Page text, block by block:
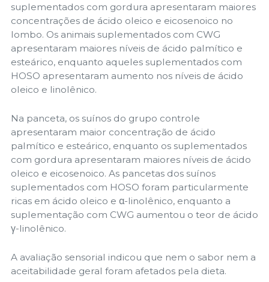
suplementados com gordura apresentaram maiores
concentrações de ácido oleico e eicosenoico no
lombo. Os animais suplementados com CWG
apresentaram maiores níveis de ácido palmítico e
esteárico, enquanto aqueles suplementados com
HOSO apresentaram aumento nos níveis de ácido
oleico e linolênico.
Na panceta, os suínos do grupo controle
apresentaram maior concentração de ácido
palmítico e esteárico, enquanto os suplementados
com gordura apresentaram maiores níveis de ácido
oleico e eicosenoico. As pancetas dos suínos
suplementados com HOSO foram particularmente
ricas em ácido oleico e α-linolênico, enquanto a
suplementação com CWG aumentou o teor de ácido
γ-linolênico.
A avaliação sensorial indicou que nem o sabor nem a
aceitabilidade geral foram afetados pela dieta.